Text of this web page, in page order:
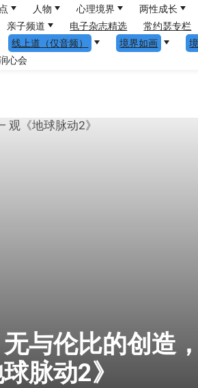
人物 心理境界 两性成长
亲子频道 电子杂志精选 常约瑟专栏
线上道（仅音频） 境界如画
心会
与伦比的创造
脉动2》